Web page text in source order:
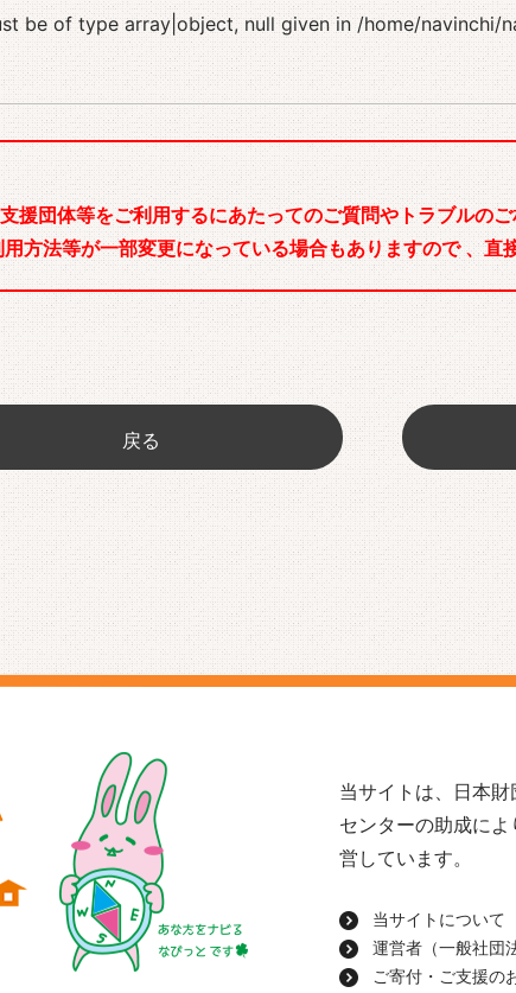
be of type array|object, null given in/home/navinchi/
援団体等をご利用するにあたってのご質問やトラブルの
方法等が一部変更になっている場合もありますので 、直
戻る
当サイトは、日本
センターの助成に
営しています。
当サイトについて
運営者（一般社団
ご寄付・ご支援の